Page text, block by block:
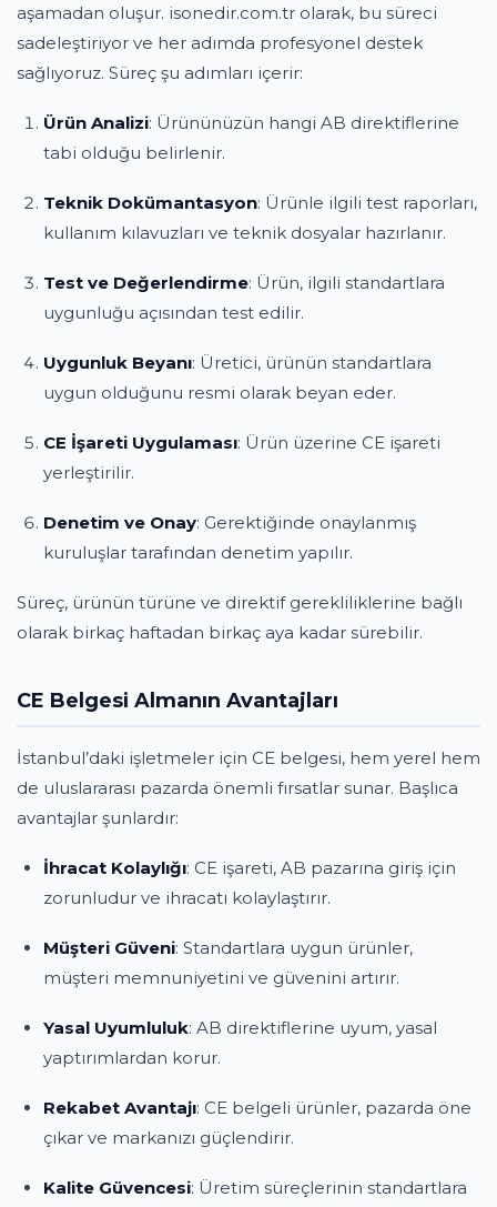
aşamadan oluşur. isonedir.com.tr olarak, bu süreci
sadeleştiriyor ve her adımda profesyonel destek
sağlıyoruz. Süreç şu adımları içerir:
Ürün Analizi: Ürününüzün hangi AB direktiflerine
tabi olduğu belirlenir.
Teknik Dokümantasyon: Ürünle ilgili test raporları,
kullanım kılavuzları ve teknik dosyalar hazırlanır.
Test ve Değerlendirme: Ürün, ilgili standartlara
uygunluğu açısından test edilir.
Uygunluk Beyanı: Üretici, ürünün standartlara
uygun olduğunu resmi olarak beyan eder.
CE İşareti Uygulaması: Ürün üzerine CE işareti
yerleştirilir.
Denetim ve Onay: Gerektiğinde onaylanmış
kuruluşlar tarafından denetim yapılır.
Süreç, ürünün türüne ve direktif gerekliliklerine bağlı
olarak birkaç haftadan birkaç aya kadar sürebilir.
CE Belgesi Almanın Avantajları
İstanbul’daki işletmeler için CE belgesi, hem yerel hem
de uluslararası pazarda önemli fırsatlar sunar. Başlıca
avantajlar şunlardır:
İhracat Kolaylığı: CE işareti, AB pazarına giriş için
zorunludur ve ihracatı kolaylaştırır.
Müşteri Güveni: Standartlara uygun ürünler,
müşteri memnuniyetini ve güvenini artırır.
Yasal Uyumluluk: AB direktiflerine uyum, yasal
yaptırımlardan korur.
Rekabet Avantajı: CE belgeli ürünler, pazarda öne
çıkar ve markanızı güçlendirir.
Kalite Güvencesi: Üretim süreçlerinin standartlara